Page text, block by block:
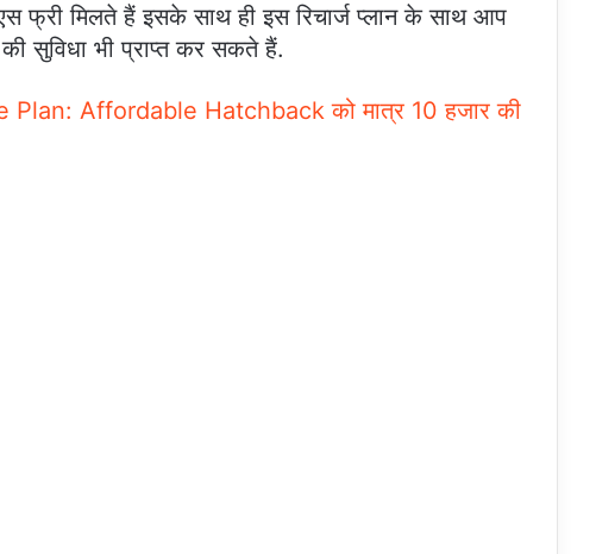
फ्री मिलते हैं इसके साथ ही इस रिचार्ज प्लान के साथ आप
सुविधा भी प्राप्त कर सकते हैं.
Affordable Hatchback को मात्र 10 हजार की